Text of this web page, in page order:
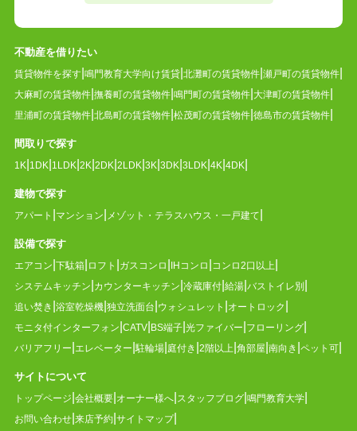
不動産を借りたい
賃貸物件を探す 鳴門教育大学向け賃貸 北灘町の賃貸物件 瀬戸町の賃貸物件
大麻町の賃貸物件 撫養町の賃貸物件 鳴門町の賃貸物件 大津町の賃貸物件
里浦町の賃貸物件 北島町の賃貸物件 松茂町の賃貸物件 徳島市の賃貸物件
間取りで探す
1K 1DK 1LDK 2K 2DK 2LDK 3K 3DK 3LDK 4K 4DK
建物で探す
アパート マンション メゾット・テラスハウス・一戸建て
設備で探す
エアコン 下駄箱 ロフト ガスコンロ IHコンロ コンロ2口以上
システムキッチン カウンターキッチン 冷蔵庫付 給湯 バストイレ別
追い焚き 浴室乾燥機 独立洗面台 ウォシュレット オートロック
モニタ付インターフォン CATV BS端子 光ファイバー フローリング
バリアフリー エレベーター 駐輪場 庭付き 2階以上 角部屋 南向き ペット可
サイトについて
トップページ 会社概要 オーナー様へ スタッフブログ 鳴門教育大学
お問い合わせ 来店予約 サイトマップ